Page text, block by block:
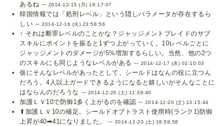
あるね -- 2014-12-15 (月) 18:17:07
韓国情報では「処刑レベル」という隠しパラメータが存在するら
しい --2014-12-16 (火) 23:58:56
↑ それは断罪レベルのことかな？ジャッジメントブレイドのサブ
スキルにポイントを振ると1ずつ上がっていく。10レベルごとに
ジャッジメントのダメージが5%増加するらしい。当然、他の2つ
のスキルにも同じようなレベルがある -- 2014-12-17 (水) 01:10:03
仮にそんなレベルがあったとして、シールドはなんの役に立つん
だろう。4人以上ガードできるようになると嬉しいがそんなことに
はならんのだろうな -- 2014-12-20 (土) 11:39:40
加護ＬＶ10で防御1多く上がるのを確認 -- 2014-12-20 (土) 13:15:44
⬆︎加護ＬＶ10の補足。シールドオブトラスト使用時(ランク1)防御
上昇が40➡︎41になりました。 -- 2014-12-20 (土) 18:58:58